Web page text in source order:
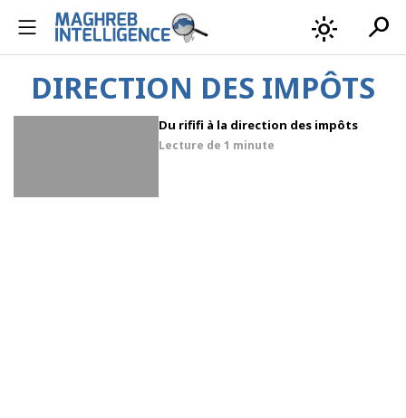
light_mode search
DIRECTION DES IMPÔTS
Du rififi à la direction des impôts
Lecture de 1 minute